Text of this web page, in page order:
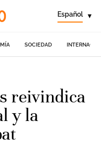
Español ▾
SOCIEDAD
reivindica
y la